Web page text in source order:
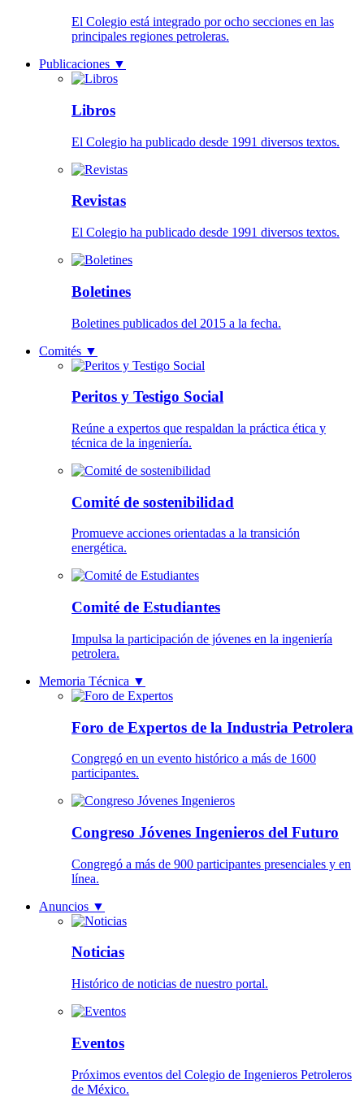
El Colegio está integrado por ocho secciones en las
principales regiones petroleras.
Publicaciones ▼
Libros
El Colegio ha publicado desde 1991 diversos textos.
Revistas
El Colegio ha publicado desde 1991 diversos textos.
Boletines
Boletines publicados del 2015 a la fecha.
Comités ▼
Peritos y Testigo Social
Reúne a expertos que respaldan la práctica ética y
técnica de la ingeniería.
Comité de sostenibilidad
Promueve acciones orientadas a la transición
energética.
Comité de Estudiantes
Impulsa la participación de jóvenes en la ingeniería
petrolera.
Memoria Técnica ▼
Foro de Expertos de la Industria Petrolera
Congregó en un evento histórico a más de 1600
participantes.
Congreso Jóvenes Ingenieros del Futuro
Congregó a más de 900 participantes presenciales y en
línea.
Anuncios ▼
Noticias
Histórico de noticias de nuestro portal.
Eventos
Próximos eventos del Colegio de Ingenieros Petroleros
de México.